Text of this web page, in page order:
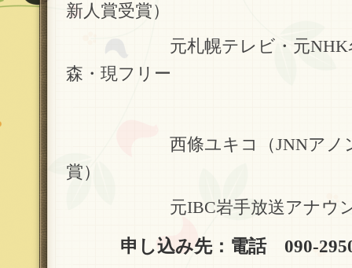
新人賞受賞）
元札幌テレビ・元NHK名
森・現フリー
西條ユキコ（JNNアノン
賞）
元IBC岩手放送アナウン
申し込み先：電話 090-